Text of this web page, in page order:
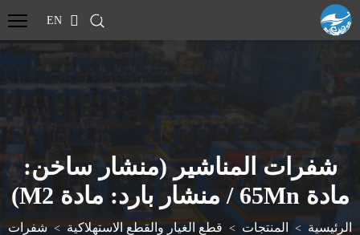
EN
شفرات المناشير (منشار ساخن:
مادة 65Mn / منشار بارد: مادة M2)
الرئيسية > المنتجات > قطع الغيار والقطع الاستهلاكية>شفرات